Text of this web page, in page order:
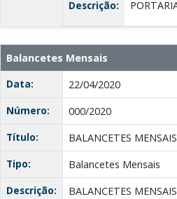
Descrição:
Balancetes Mensais
Data:
22/04/2020
Número:
000/2020
Título:
BALANCETES
Tipo:
Balancetes Mensais
Descrição:
BALANCETES